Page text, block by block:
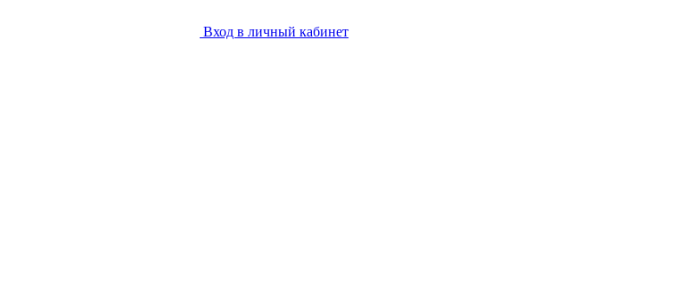
Вход в личный кабинет